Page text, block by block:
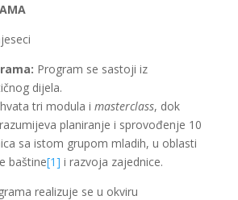
Program se sastoji iz
dijela.
tri modula i masterclass, dok
planiranje i sprovođenje 10
sa istom grupom mladih, u oblasti
baštine[1] i razvoja zajednice.
realizuje se u okviru